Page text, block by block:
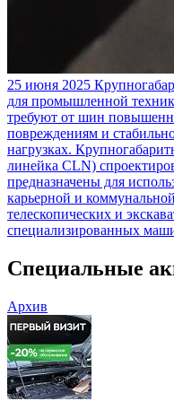
25 июня 2025
для промышленной
требуют от шин
повреждениям и
нагрузках.
линейка CLN)
предназначены для
карьерной и
телескопических и
специализированных
Специальные
Архив